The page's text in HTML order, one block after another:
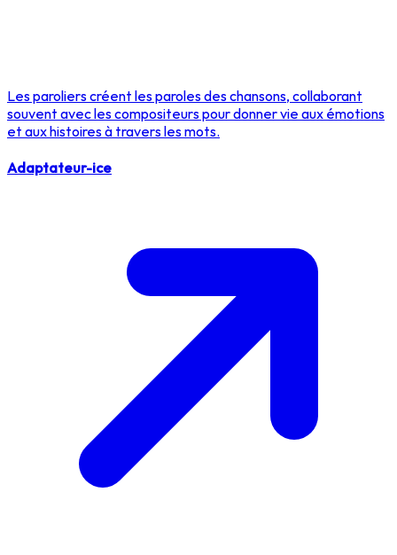
Les paroliers créent les paroles des chansons, collaborant
souvent avec les compositeurs pour donner vie aux émotions
et aux histoires à travers les mots.
Adaptateur-ice